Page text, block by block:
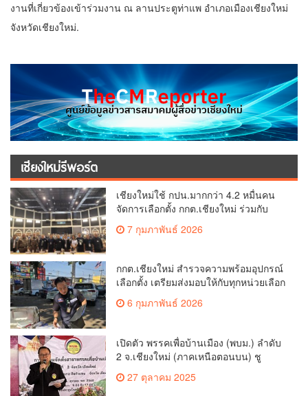
งานที่เกี่ยวข้องเข้าร่วมงาน ณ ลานประตูท่าแพ อำเภอเมืองเชียงใหม่
จังหวัดเชียงใหม่.
เชียงใหม่รีพอร์ต
เชียงใหม่ใช้ กปน.มากกว่า 4.2 หมื่นคน
จัดการเลือกตั้ง กกต.เชียงใหม่ ร่วมกับ
นายอำเภอหางดง ตรวจความเรียบร้อย
การมอบอุปกรณ์ บัตรเลือกตั้ง/ออกเสียง
7 กุมภาพันธ์ 2026
กกต.เชียงใหม่ สำรวจความพร้อมอุปกรณ์
เลือกตั้ง เตรียมส่งมอบให้กับทุกหน่วยเลือก
ตั้งในวันพรุ่งนี้
6 กุมภาพันธ์ 2026
เปิดตัว พรรคเพื่อบ้านเมือง (พบม.) ลำดับ
2 จ.เชียงใหม่ (ภาคเหนือตอนบน) ชู
เกษตรกร สร้างสวัสดิการ-อาชีพที่มั่นคง
27 ตุลาคม 2025